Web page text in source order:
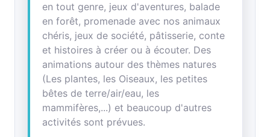
en tout genre, jeux d'aventures, balade
en forêt, promenade avec nos animaux
chéris, jeux de société, pâtisserie, conte
et histoires à créer ou à écouter. Des
animations autour des thèmes natures
(Les plantes, les Oiseaux, les petites
bêtes de terre/air/eau, les
mammifères,...) et beaucoup d'autres
activités sont prévues.